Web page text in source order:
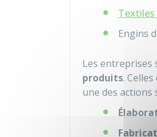
Textiles
Engins
Les entreprises
produits.
une des actions